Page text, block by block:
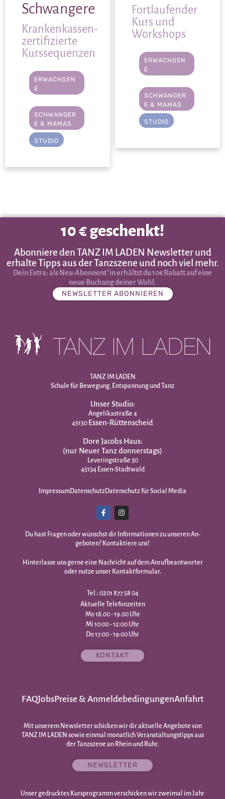
Schwangere
Krankenkassen-
zertifizierte
Kurssequenzen
ERWACHSEN
E
SCHWANGER
E & MAMAS
STUDIO
Fortlaufender
Kurs und
Workshops
ERWACHSEN
E
SCHWANGER
E & MAMAS
STUDIO
10 € geschenkt!
Abonniere den TANZ IM LADEN Newsletter und
erhalte Tipps aus der Tanzszene und noch viel mehr.
Dein Extra: als Neu-Abonnent*in erhältst du 10€ Rabatt auf eine
neue Buchung deiner Wahl.
NEWSLETTER ABONNIEREN
TANZ IM LADEN
Schule für Bewegung, Entspannung und Tanz
Unser Studio:
Angelikastraße 4
45130 Essen-Rüttenscheid
Dore Jacobs Haus:
(nur Neuer Tanz donnerstags)
Leveringstraße 30
45134 Essen-Stadtwald
ImpressumDatenschutzDatenschutz für Social Media
Du hast Fragen oder wünschst dir Infor­mationen zu unseren An­
geboten? Kontaktiere uns!
Hinterlasse uns gerne eine Nachricht auf dem Anrufbeantworter
oder nutze unser Kontaktformular.
Tel.: 0201 877 58 04
Aktuelle Telefonzeiten
Mo 18.00 - 19.00 Uhr
Mi 10:00 - 12:00 Uhr
Do 17:00 - 19:00 Uhr
KONTAKT
FAQJobsPreise & AnmeldebedingungenAnfahrt
Mit unserem Newsletter schicken wir dir aktuelle Angebote von
TANZ IM LADEN sowie einmal monatlich Veranstaltungstipps aus
der Tanzszene an Rhein und Ruhr.
NEWSLETTER
Unser gedrucktes Kursprogramm verschicken wir zweimal im Jahr